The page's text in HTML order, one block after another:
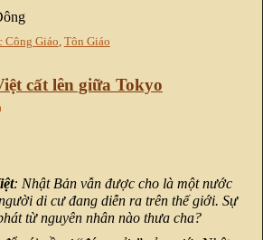
Công Giáo, Tôn Giáo
cất lên giữa Tokyo
: Nhật Bản vẫn được cho là một nước
di cư đang diễn ra trên thế giới. Sự
từ nguyên nhân nào thưa cha?